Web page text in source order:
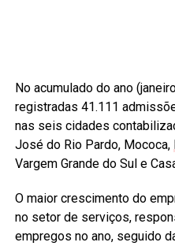
No acumulado do ano
registradas 41.111
nas seis cidades
José do Rio Pardo, Mococa,
Vargem Grande do Sul e
O maior crescimento do
no setor de serviços,
empregos no ano, seguido